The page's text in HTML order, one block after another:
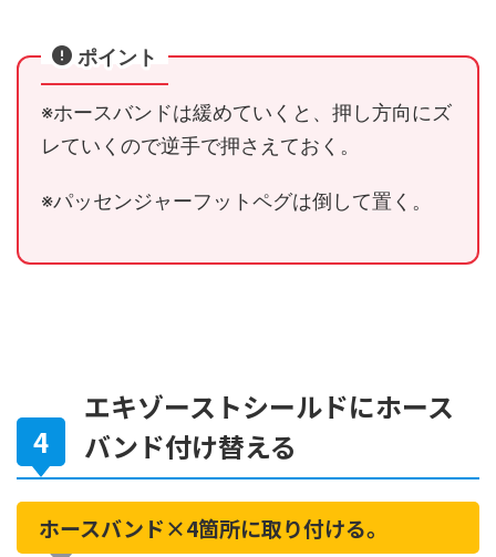
ポイント
※ホースバンドは緩めていくと、押し方向にズ
レていくので逆手で押さえておく。
※パッセンジャーフットペグは倒して置く。
エキゾーストシールドにホース
バンド付け替える
ホースバンド×4箇所に取り付ける。